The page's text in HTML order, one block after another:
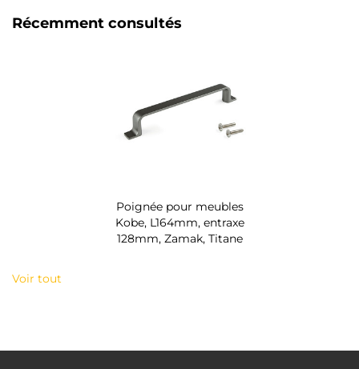
Récemment consultés
Poignée pour meubles
Kobe, L164mm, entraxe
128mm, Zamak, Titane
Voir tout